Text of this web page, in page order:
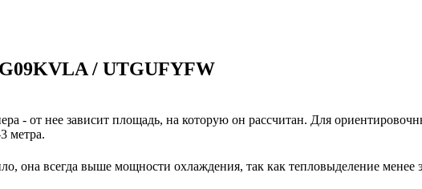
/ UTGUFYFW
- от нее зависит площадь, на которую он рассчитан. Для
метра.
она всегда выше мощности охлаждения, так как тепловыделение менее